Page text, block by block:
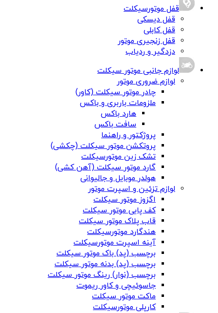
قفل موتورسیکلت
قفل دیسکی
قفل کابلی
قفل زنجیری موتور
دزدگیر و ردیاب
لوازم جانبی موتور سیکلت
لوازم ضروری موتور
چادر موتور سیکلت (کاور)
ملزومات باربری و باکس
هارد باکس
سافت باکس
پروژکتور و راهنما
پروتکشن موتور سیکلت (چکشی)
تشک زین موتورسیکلت
گارد موتور سیکلت (آهن کشی)
هولدر موبایل و جالیوانی
لوازم تزئین و اسپرت موتور
اگزوز موتور سیکلت
کف پایی موتور سیکلت
قاب پلاک موتور سیکلت
هندگارد موتورسیکلت
آینه اسپرت موتورسیکلت
برچسب (پد) باک موتور سیکلت
برچسب (پد) بدنه موتور سیکلت
برچسب (نوار) رینگ موتور سیکلت
جاسوئیچی و کاور ریموت
ماکت موتور سیکلت
کارپلی موتورسیکلت